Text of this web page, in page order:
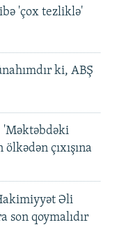
'çox tezliklə'
ki, ABŞ
'Məktəbdəki
çıxışına
Əli
son qoymalıdır